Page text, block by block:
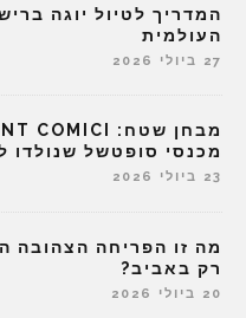
המדריך לטיול יוגה
העולמית
27 ביולי 2026
מכנסי סופטשל שנולדו
23 ביולי 2026
מה זו הפריחה הצהובה
רק באביב?
20 ביולי 2026